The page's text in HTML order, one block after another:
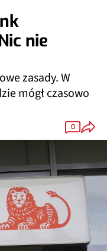
nie
zasady. W
mógł czasowo
0